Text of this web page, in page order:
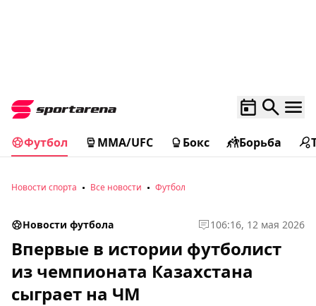
Футбол MMA/UFC Бокс Борьба
Новости спорта Все новости Футбол
Новости футбола 106:16, 12 мая 2026
Впервые в истории футболист
из чемпионата Казахстана
сыграет на ЧМ